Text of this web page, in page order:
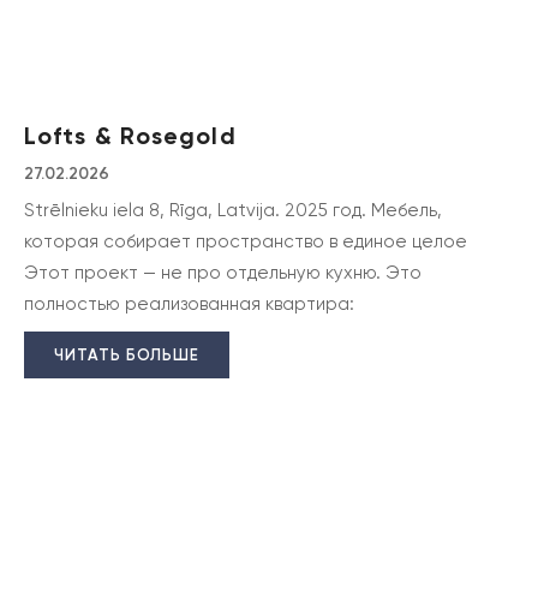
Lofts & Rosegold
27.02.2026
Strēlnieku iela 8, Rīga, Latvija. 2025 год. Мебель,
которая собирает пространство в единое целое
Этот проект — не про отдельную кухню. Это
полностью реализованная квартира:
ЧИТАТЬ БОЛЬШЕ